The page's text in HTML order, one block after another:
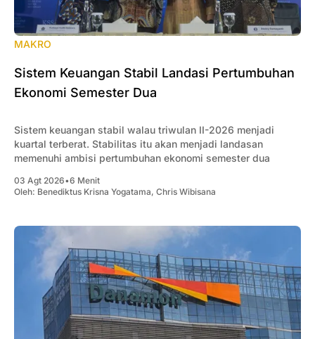
MAKRO
Sistem Keuangan Stabil Landasi Pertumbuhan
Ekonomi Semester Dua
Sistem keuangan stabil walau triwulan II-2026 menjadi
kuartal terberat. Stabilitas itu akan menjadi landasan
memenuhi ambisi pertumbuhan ekonomi semester dua
03 Agt 2026•6 Menit
Oleh: Benediktus Krisna Yogatama, Chris Wibisana